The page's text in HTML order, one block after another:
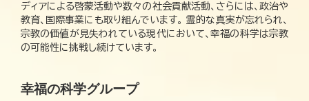
ディアによる啓蒙活動や数々の社会貢献活動、さらには、政治や
教育、国際事業にも取り組んでいます。 霊的な真実が忘れられ、
宗教の価値が見失われている現代において、幸福の科学は宗教
の可能性に挑戦し続けています。
幸福の科学グループ